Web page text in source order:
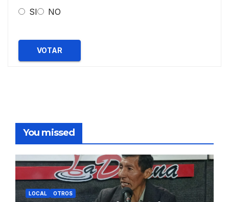
SI NO
VOTAR
You missed
LOCAL OTROS